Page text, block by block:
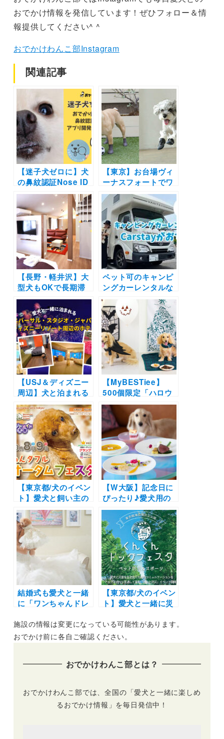
おでかけ情報を発信しています！ぜひフォロー＆情
報提供してください^ ^
おでかけわんこ部Instagram
関連記事
【迷子犬ゼロに】犬
の鼻紋認証Nose ID
アプリ開発をおでわ
ん部は応援します |
1万匹のお鼻の写真
が必要です #世界で
一つだけの鼻
【東京】お台場ヴィ
ーナスフォートでワ
ンちゃん用の靴試着
会イベント！撮影ス
ポットやオリジナル
エコバッグのプレゼ
ントも！（2021年
10月23日・24日開
催）
【長野・軽井沢】大
型犬もOKで長期滞
在にもおすすめ！
「軽井沢 ホテルそよ
かぜ」の「エクセレ
ント・コンフォー
ト・ステイルーム」
がリニューアルオー
プン！期間限定
20％OFF
ペット可のキャンピ
ングカーレンタルな
らCarstayがおすす
め！実際に愛犬と憧
れの車中泊を体験し
ました〜日本のどこ
かに旅に出よう〜
【USJ＆ディズニー
周辺】犬と泊まれる
宿10選|ドッグラン
併設・一棟貸切タイ
プ・高級ホテル・お
手頃ビジネスホテル
などを実際のおでか
け写真と一緒にご紹
介！
【MyBESTiee】
500個限定「ハロウ
ィンBOX」＆「クリ
スマスBOX」販売開
始！可愛い装飾品か
らわんこ用グッズま
で盛りだくさん
【東京都/犬のイベン
ト】愛犬と飼い主の
ための秋の祭典「わ
んダフルオータムフ
ェスタ」モデルオー
ディションにスポー
ツイベント＆わんこ
と楽しめるワークシ
ョップも♪（わんダ
フルネイチャーヴィ
レッジ）10/8-10/9
【W大阪】記念日に
ぴったり♪愛犬用の
シェフ特製コース料
理が楽しめる宿泊プ
ラン登場！8月16日
（火）まで阪急うめ
だ本店にてポップア
ップイベントも開催
中
結婚式も愛犬と一緒
に「ワンちゃんドレ
プラン」が全国10ヶ
所の結婚式場で登
ガーデンで一緒に撮
【東京都/犬のイベン
ト】愛犬と一緒に災
んドッグフェスタ ～
ペット防災＆スポー
も！（国営・都立東
園）9/24開催
施設の情報は変更になっている可能性があります。
おでかけ前に各自ご確認ください。
おでかけわんこ部とは？
おでかけわんこ部では、全国の「愛犬と一緒に楽しめ
るおでかけ情報」を毎日発信中！